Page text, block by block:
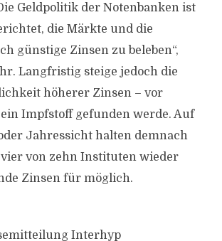
Geldpolitik der Notenbanken ist
die Märkte und die
günstige Zinsen zu beleben“,
Langfristig steige jedoch die
höherer Zinsen – vor
Impfstoff gefunden werde. Auf
Jahressicht halten demnach
von zehn Instituten wieder
Zinsen für möglich.
Interhyp